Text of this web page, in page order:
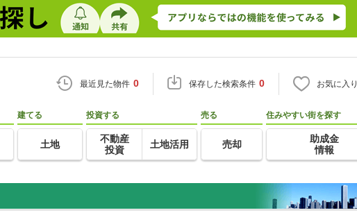
最近見た物件 0 保存した検索条件 0 お気に入り
建てる
土地
投資する
不動産
投資
土地活用
売る
売却
住みやすい街を探す
助成金
情報